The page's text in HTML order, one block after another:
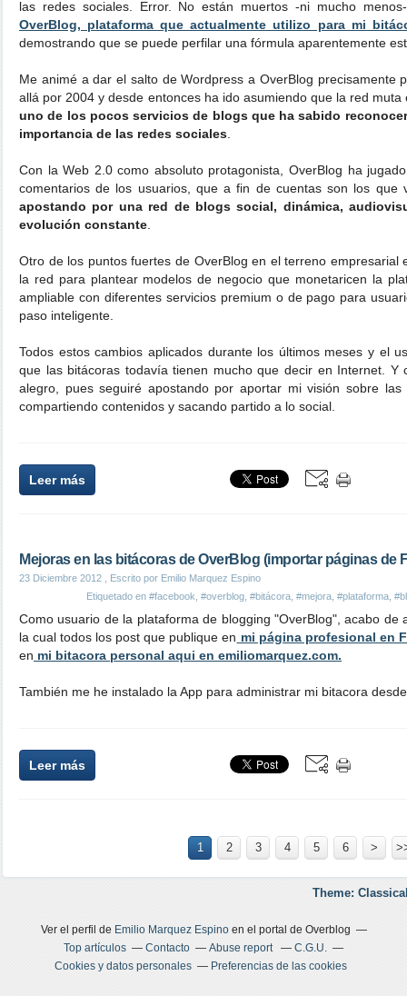
las redes sociales. Error. No están muertos -ni mucho
OverBlog, plataforma que actualmente utilizo para mi
demostrando que se puede perfilar una fórmula aparentemente
Me animé a dar el salto de Wordpress a OverBlog precisamente
allá por 2004 y desde entonces ha ido asumiendo que la red
uno de los pocos servicios de blogs que ha sabido
importancia de las redes sociales
Con la Web 2.0 como absoluto protagonista, OverBlog ha
comentarios de los usuarios, que a fin de cuentas son los que
apostando por una red de blogs social, dinámica,
evolución constante
Otro de los puntos fuertes de OverBlog en el terreno empresarial
la red para plantear modelos de negocio que monetaricen la
ampliable con diferentes servicios premium o de pago para
paso inteligente.
Todos estos cambios aplicados durante los últimos meses y el
que las bitácoras todavía tienen mucho que decir en Internet. Y
alegro, pues seguiré apostando por aportar mi visión sobre las
compartiendo contenidos y sacando partido a lo social.
Leer más
Mejoras en las bitácoras de OverBlog (importar páginas de
23 Diciembre 2012 , Escrito por Emilio Marquez Espino
Etiquetado en #facebook #overblog #bitácora #mejora #plataforma
Como usuario de la plataforma de blogging "OverBlog", acabo de
la cual todos los post que publique en mi página profesional en
en mi bitacora personal aqui en emiliomarquez.com.
También me he instalado la App para administrar mi bitacora
Leer más
1 2 3 4 5 6 >
Theme:
Ver el perfil de Emilio Marquez Espinoen el portal de Overblog
Top artículos
Contacto Abuse report
C.G.U.
Cookies y datos personales
Preferencias de las cookies